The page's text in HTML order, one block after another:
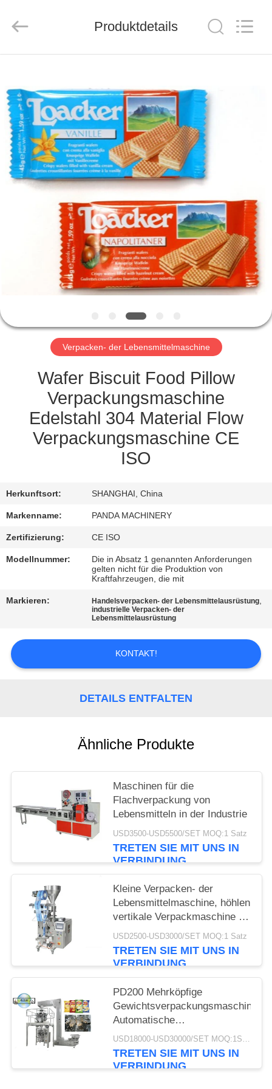
PRODUKTE
ÜBER
UNS
FABRIK-
AUSFLUG
QUALITÄTSKONTROLLE
TRETEN
SIE
MIT
VERBINDUNG
NACHRICHTEN
SIE
EIN
ZITAT
PRIVACY
Rights
Reserved.
ECER
Produktdetails
Verpacken- der Lebensmittelmaschine
Wafer Biscuit Food Pillow
Verpackungsmaschine
Edelstahl 304 Material Flow
Verpackungsmaschine CE
ISO
Herkunftsort: SHANGHAI, China
Markenname: PANDA MACHINERY
Zertifizierung: CE ISO
Modellnummer:
Die in Absatz 1 genannten Anforderungen
gelten nicht für die Produktion von
Kraftfahrzeugen, die mit
Markieren: Handelsverpacken- der Lebensmittelausrüstung,
industrielle Verpacken- der
Lebensmittelausrüstung
KONTAKT!
DETAILS ENTFALTEN
Ähnliche Produkte
Maschinen für die
Flachverpackung von
Lebensmitteln in der Industrie
USD3500-USD5500/SET MOQ:1 Satz
TRETEN SIE MIT UNS IN
VERBINDUNG
Kleine Verpacken- der
Lebensmittelmaschine, höhlen
vertikale Verpackmaschine 50
- 500ml
USD2500-USD3000/SET MOQ:1 Satz
TRETEN SIE MIT UNS IN
VERBINDUNG
PD200 Mehrköpfige
Gewichtsverpackungsmaschine
Automatische
Gewichtsverpackungsmaschine
für Snack-Fabrik in Shanghai
China 2024
USD18000-USD30000/SET MOQ:1SET
TRETEN SIE MIT UNS IN
VERBINDUNG